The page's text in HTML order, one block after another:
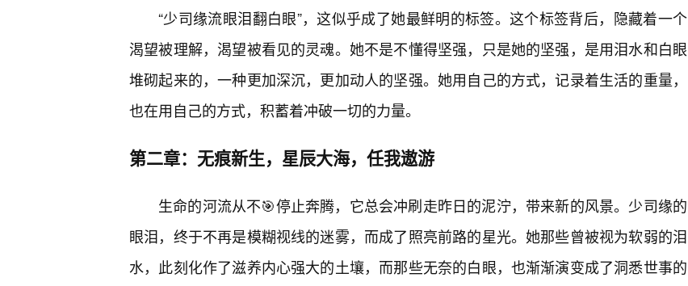
“少司缘流眼泪翻白眼”，这似乎成了她最鲜明的标签。这个标签背后，隐藏着一个
渴望被理解，渴望被看见的灵魂。她不是不懂得坚强，只是她的坚强，是用泪水和白眼
堆砌起来的，一种更加深沉，更加动人的坚强。她用自己的方式，记录着生活的重量，
也在用自己的方式，积蓄着冲破一切的力量。
第二章：无痕新生，星辰大海，任我遨游
生命的河流从不🎯停止奔腾，它总会冲刷走昨日的泥泞，带来新的风景。少司缘的
眼泪，终于不再是模糊视线的迷雾，而成了照亮前路的星光。她那些曾被视为软弱的泪
水，此刻化作了滋养内心强大的土壤，而那些无奈的白眼，也渐渐演变成了洞悉世事的